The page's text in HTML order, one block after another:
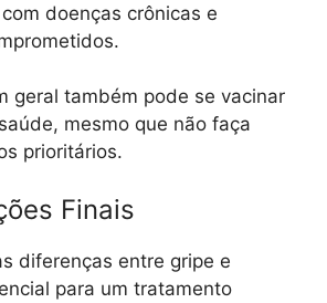
doenças crônicas e
geral também pode se vacinar
mesmo que não faça
prioritários.
Finais
diferenças entre gripe e
para um tratamento